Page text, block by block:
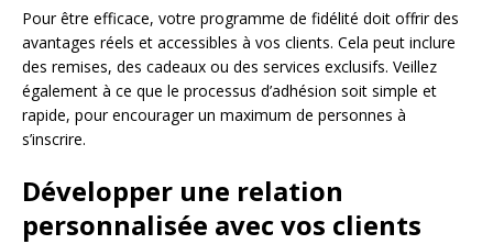
Pour être efficace, votre programme de fidélité doit offrir des
avantages réels et accessibles à vos clients. Cela peut inclure
des remises, des cadeaux ou des services exclusifs. Veillez
également à ce que le processus d’adhésion soit simple et
rapide, pour encourager un maximum de personnes à
s’inscrire.
Développer une relation
personnalisée avec vos clients